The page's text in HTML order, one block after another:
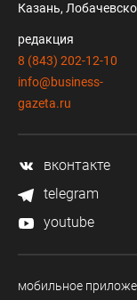
Казань,
редакция
8 (843) 202-12-10
info@business-
gazeta.ru
вконтакте
telegram
youtube
мобильное